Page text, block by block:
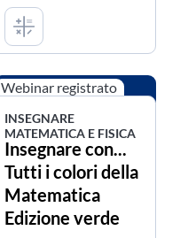
Webinar registrato
INSEGNARE
MATEMATICA E FISICA
Insegnare con...
Tutti i colori della
Matematica
Edizione verde